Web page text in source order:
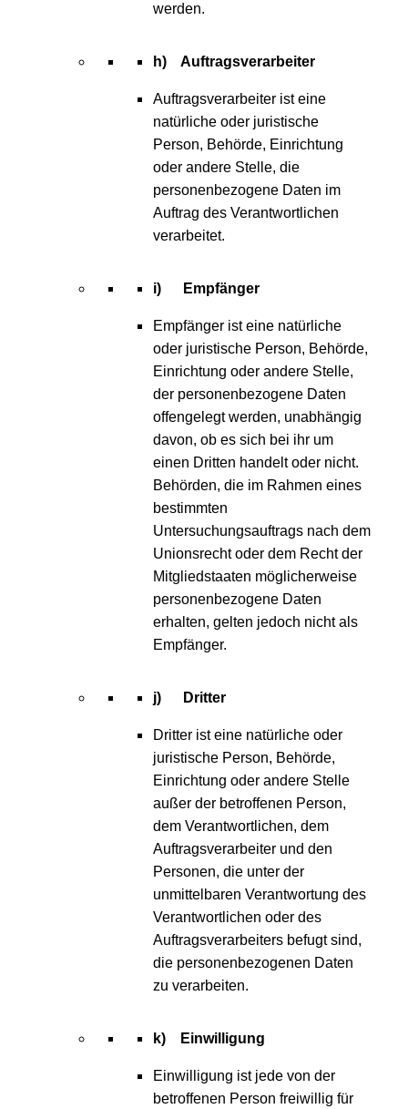
werden.
h) Auftragsverarbeiter
Auftragsverarbeiter ist eine
natürliche oder juristische
Person, Behörde, Einrichtung
oder andere Stelle, die
personenbezogene Daten im
Auftrag des Verantwortlichen
verarbeitet.
i) Empfänger
Empfänger ist eine natürliche
oder juristische Person, Behörde,
Einrichtung oder andere Stelle,
der personenbezogene Daten
offengelegt werden, unabhängig
davon, ob es sich bei ihr um
einen Dritten handelt oder nicht.
Behörden, die im Rahmen eines
bestimmten
Untersuchungsauftrags nach dem
Unionsrecht oder dem Recht der
Mitgliedstaaten möglicherweise
personenbezogene Daten
erhalten, gelten jedoch nicht als
Empfänger.
j) Dritter
Dritter ist eine natürliche oder
juristische Person, Behörde,
Einrichtung oder andere Stelle
außer der betroffenen Person,
dem Verantwortlichen, dem
Auftragsverarbeiter und den
Personen, die unter der
unmittelbaren Verantwortung des
Verantwortlichen oder des
Auftragsverarbeiters befugt sind,
die personenbezogenen Daten
zu verarbeiten.
k) Einwilligung
Einwilligung ist jede von der
betroffenen Person freiwillig für